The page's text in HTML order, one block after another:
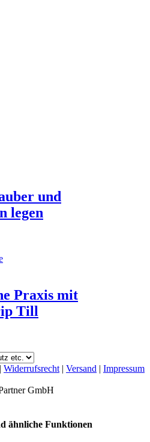
und
legen
Praxis mit
Till
| Widerrufsrecht | Versand | Impressum
GmbH
ähnliche Funktionen